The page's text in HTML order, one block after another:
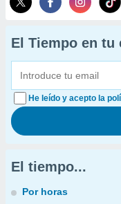
El Tiempo en tu
He leído y acepto la
El tiempo...
Por horas